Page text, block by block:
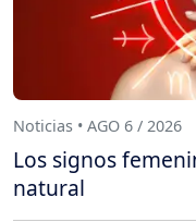
Noticias • AGO 6 / 2026
Los signos
natural